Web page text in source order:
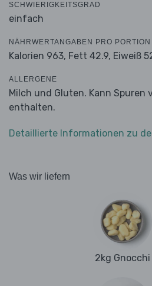
SCHWIERIGKEITSGRAD
einfach
NÄHRWERTANGABEN PRO PORTION
Kalorien 963, Fett 42.9, Eiweiß
ALLERGENE
Milch und Gluten. Kann Spuren
enthalten.
Detaillierte Informationen zu
Was wir liefern
2kg Gnocchi